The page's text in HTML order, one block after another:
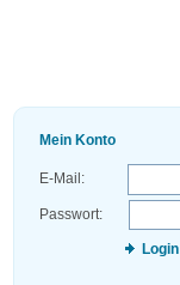
Mein Konto
E-Mail:
Passwort:
Login